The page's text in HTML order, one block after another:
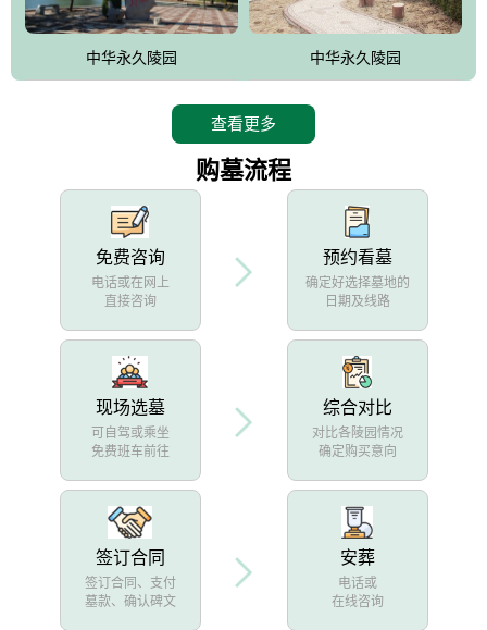
中华永久陵园 中华永久陵园
查看更多
购墓流程
免费咨询
电话或在网上
直接咨询
预约看墓
确定好选择墓地的
日期及线路
现场选墓
可自驾或乘坐
免费班车前往
综合对比
对比各陵园情况
确定购买意向
签订合同
签订合同、支付
墓款、确认碑文
安葬
电话或
在线咨询